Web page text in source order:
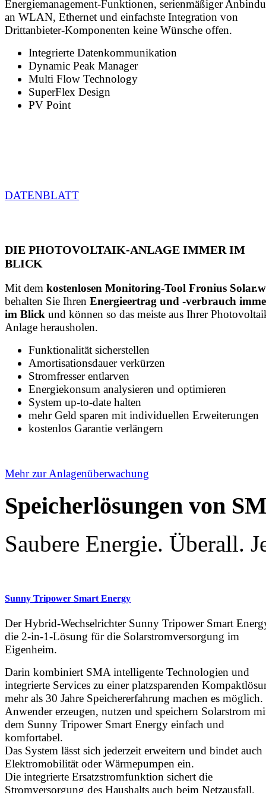
Energiemanagement-Funktionen, serienmäßiger
an WLAN, Ethernet und einfachste Integration von
Drittanbieter-Komponenten keine Wünsche offen.
Integrierte Datenkommunikation
Dynamic Peak Manager
Multi Flow Technology
SuperFlex Design
PV Point
DATENBLATT
DIE PHOTOVOLTAIK-ANLAGE IMMER IM
BLICK
Mit demkostenlosen Monitoring-Tool Fronius
behalten Sie IhrenEnergieertrag und -verbrauch
im Blickund können so das meiste aus Ihrer
Anlage herausholen.
Funktionalität sicherstellen
Amortisationsdauer verkürzen
Stromfresser entlarven
Energiekonsum analysieren und optimieren
System up-to-date halten
mehr Geld sparen mit individuellen Erweiterungen
kostenlos Garantie verlängern
Mehr zur Anlagenüberwachung
Speicherlösungen von
Saubere Energie. Überall.
Sunny Tripower Smart Energy
Der Hybrid-Wechselrichter Sunny Tripower Smart
die 2-in-1-Lösung für die Solarstromversorgung im
Eigenheim.
Darin kombiniert SMA intelligente Technologien und
integrierte Services zu einer platzsparenden
mehr als 30 Jahre Speichererfahrung machen es möglich.
Anwender erzeugen, nutzen und speichern Solarstrom
dem Sunny Tripower Smart Energy einfach und
komfortabel.
Das System lässt sich jederzeit erweitern und bindet auch
Elektromobilität oder Wärmepumpen ein.
Die integrierte Ersatzstromfunktion sichert die
Stromversorgung des Haushalts auch beim Netzausfall.